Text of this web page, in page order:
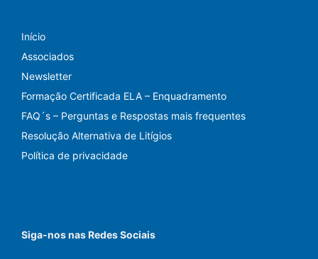
Início
Associados
Newsletter
Formação Certificada ELA – Enquadramento
FAQ´s – Perguntas e Respostas mais frequentes
Resolução Alternativa de Litígios
Política de privacidade
Siga-nos nas Redes Sociais